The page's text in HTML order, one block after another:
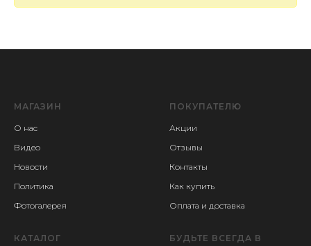
МАГАЗИН
О нас
Видео
Новости
Политика
Фотогалерея
ПОКУПАТЕЛЮ
Акции
Отзывы
Контакты
Как купить
Оплата и доставка
КАТАЛОГ
БУДЬТЕ ВСЕГДА В